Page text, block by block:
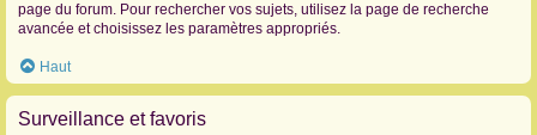
page du forum. Pour rechercher vos sujets, utilisez la page de recherche
avancée et choisissez les paramètres appropriés.
Haut
Surveillance et favoris